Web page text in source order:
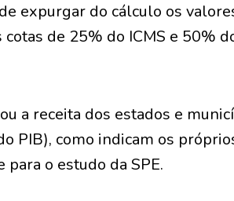
expurgar do cálculo os
de 25% do ICMS e 50%
a receita dos estados e
PIB), como indicam os
o estudo da SPE.